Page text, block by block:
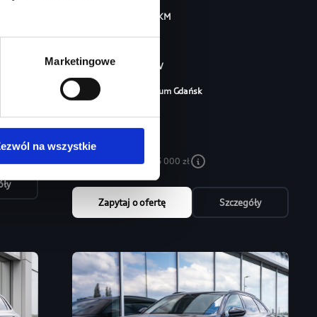
Marketingowe
na wszystkie
KM
Typ paliwadiesel
Typ nadwozia SUV
Salon Audi Centrum Gdańsk
215 000 zł
Najniższa cena: 215 000 zł
Zapytaj o ofertę Szczegóły